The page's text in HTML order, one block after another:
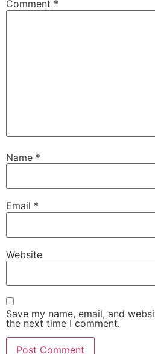
Comment *
Name *
Email *
Website
Save my name, email, and
the next time I comment.